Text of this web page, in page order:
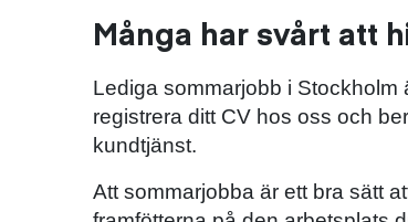
Många har svårt att
Lediga sommarjobb i Stockholm
registrera ditt CV hos oss och
kundtjänst.
Att sommarjobba är ett bra sätt